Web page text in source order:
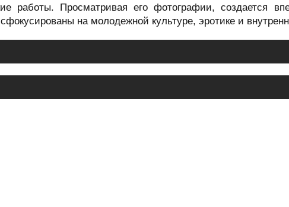
работы. Просматривая его фотографии, создается
на молодежной культуре, эротике и